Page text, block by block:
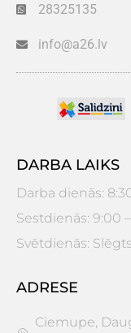
28325135
info@a26.lv
DARBA LAIKS
Darba dienās:
Sestdienās: 9:00
Svētdienās: Slēgts
ADRESE
Ciemupe,